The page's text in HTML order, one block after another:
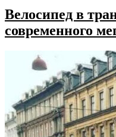
Велосипед в
современного